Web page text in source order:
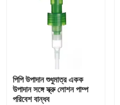
কারখানা ভ্রমণ
পিপি উপাদান শুধুমাত্র একক
উপাদান সঙ্গে স্ক্রু লোশন পাম্প
পরিবেশ বান্ধব